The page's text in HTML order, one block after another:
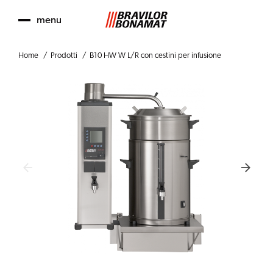
menu
Home Prodotti B10 HW W L/R con cestini per infusione